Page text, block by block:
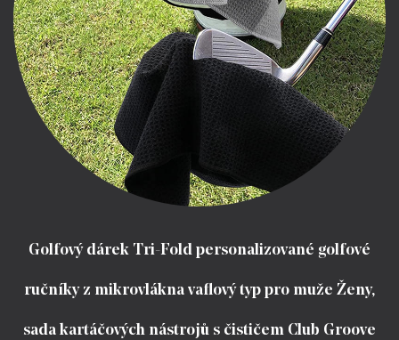
Golfový dárek Tri-Fold personalizované golfové
ručníky z mikrovlákna vaflový typ pro muže Ženy,
sada kartáčových nástrojů s čističem Club Groove